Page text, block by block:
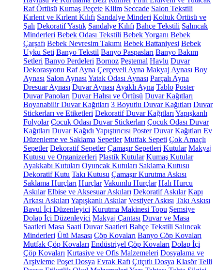
Raf Örtüsü Kumaş Peçete Kilim Seccade Salon Tekstili
Kırlent ve Kırlent Kılıfı Sandalye Minderi Koltuk Örtüsü ve
Şalı Dekoratif Yastık Sandalye Kılıfı Bahçe Tekstili Salıncak
Minderleri Bebek Odası Tekstili Bebek Yorganı Bebek
Çarşafı Bebek Nevresim Takımı Bebek Battaniyesi Bebek
Uyku Seti Banyo Tekstil Banyo Paspasları Banyo Bakım
Setleri Banyo Perdeleri Bornoz Peştemal Havlu Duvar
Dekorasyonu Raf Ayna Çerçeveli Ayna Makyaj Aynası Boy
Aynası Salon Aynası Yatak Odası Aynası Parçalı Ayna
Dresuar Aynası Duvar Aynası Ayaklı Ayna Tablo Poster
Duvar Panoları Duvar Halısı ve Örtüsü Duvar Kağıtları
Boyanabilir Duvar Kağıtları 3 Boyutlu Duvar Kağıtları Duvar
Stickerları ve Etiketleri Dekoratif Duvar Kağıtları Yapışkanlı
Folyolar Çocuk Odası Duvar Stickerları Çocuk Odası Duvar
Kağıtları Duvar Kağıdı Yapıştırıcısı Poster Duvar Kağıtları Ev
Düzenleme ve Saklama Sepetler Mutfak Sepeti Çok Amaçlı
Sepetler Dekoratif Sepetler Çamaşır Sepetleri Kutular Makyaj
Kutusu ve Organizerleri Plastik Kutular Kumaş Kutular
Ayakkabı Kutuları Oyuncak Kutuları Saklama Kutusu
Dekoratif Kutu Takı Kutusu Çamaşır Kurutma Askısı
Saklama Hurçları Hurçlar Vakumlu Hurçlar Halı Hurcu
Askılar Elbise ve Aksesuar Askıları Dekoratif Askılar Kapı
Arkası Askıları Yapışkanlı Askılar Vestiyer Askısı Takı Askısı
Bavul İçi Düzenleyici Kurutma Makinesi Topu Şemsiye
Dolap İçi Düzenleyici Makyaj Çantası Duvar ve Masa
Saatleri Masa Saati Duvar Saatleri Bahçe Tekstili Salıncak
Minderleri Ütü Masası Çöp Kovaları Banyo Çöp Kovaları
Mutfak Çöp Kovaları Endüstriyel Çöp Kovaları Dolap İçi
Çöp Kovaları Kırtasiye ve Ofis Malzemeleri Dosyalama ve
Arşivleme Poşet Dosya Evrak Rafı Çıtçıtlı Dosya Klasör Telli